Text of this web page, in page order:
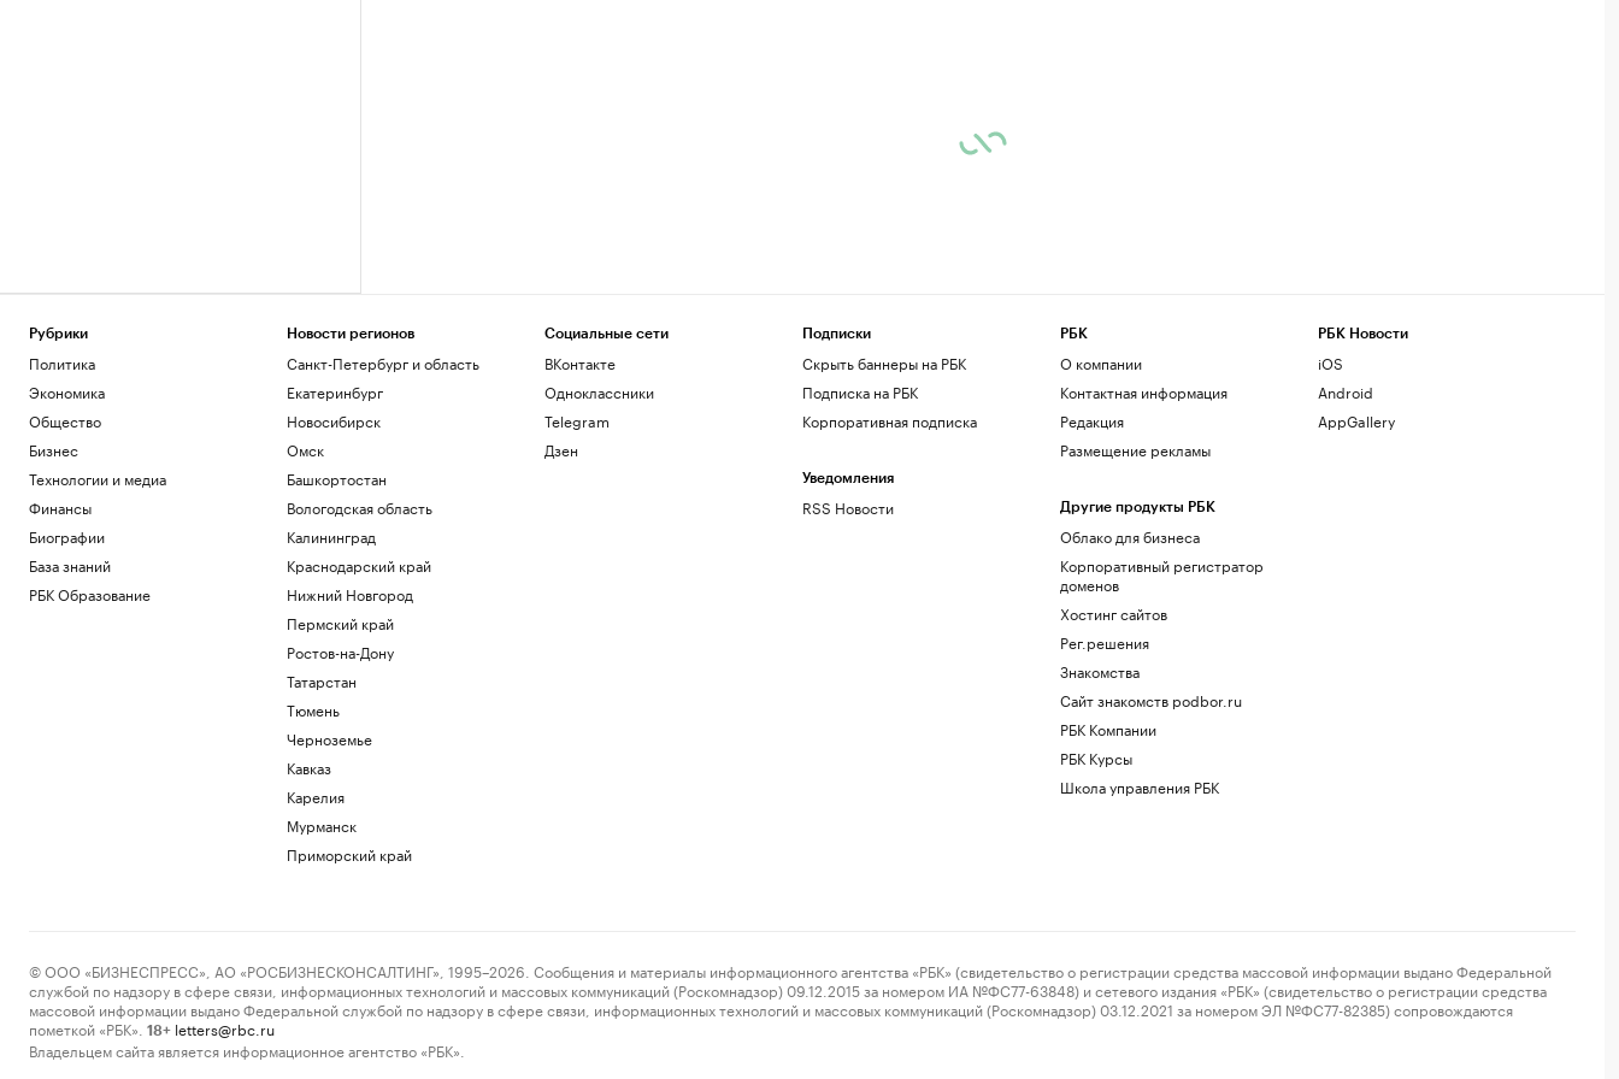
Рубрики
Политика
Экономика
Общество
Бизнес
Технологии и медиа
Финансы
Биографии
База знаний
РБК Образование
Новости регионов
Санкт-Петербург и область
Екатеринбург
Новосибирск
Омск
Башкортостан
Вологодская область
Калининград
Краснодарский край
Нижний Новгород
Пермский край
Ростов-на-Дону
Татарстан
Тюмень
Черноземье
Кавказ
Карелия
Мурманск
Приморский край
Социальные сети
ВКонтакте
Одноклассники
Telegram
Дзен
Подписки
Скрыть баннеры на РБК
Подписка на РБК
Корпоративная подписка
Уведомления
RSS Новости
РБК
О компании
Контактная информация
Редакция
Размещение рекламы
Другие продукты РБК
Облако для бизнеса
Корпоративный регистратор
доменов
Хостинг сайтов
Рег.решения
Знакомства
Сайт знакомств podbor.ru
РБК Компании
РБК Курсы
Школа управления РБК
РБК Новости
iOS
Android
AppGallery
© ООО «БИЗНЕСПРЕСС», АО «РОСБИЗНЕСКОНСАЛТИНГ», 1995–2026. Сообщения и материалы информационного агентства «РБК» (свидетельство о регистрации средства массовой информации выдано Федеральной
службой по надзору в сфере связи, информационных технологий и массовых коммуникаций (Роскомнадзор) 09.12.2015 за номером ИА №ФС77-63848) и сетевого издания «РБК» (свидетельство о регистрации средства
массовой информации выдано Федеральной службой по надзору в сфере связи, информационных технологий и массовых коммуникаций (Роскомнадзор) 03.12.2021 за номером ЭЛ №ФС77-82385) сопровождаются
пометкой «РБК».
18+ letters@rbc.ru
Владельцем сайта является информационное агентство «РБК».